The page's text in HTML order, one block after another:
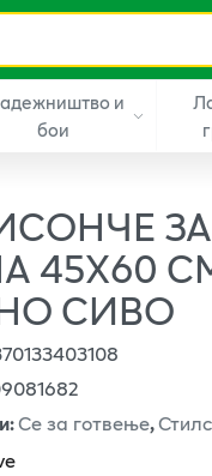
и
бои
45Х60
СИВО
:Се за готвење,